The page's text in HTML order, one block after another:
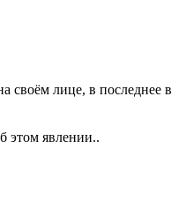
лице, в последнее
этом явлении..